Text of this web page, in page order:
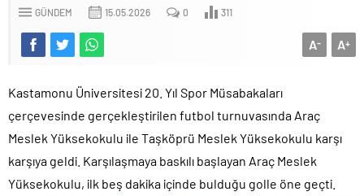
GÜNDEM 15.05.2026 0 311
A+
A-
Kastamonu Üniversitesi 20. Yıl Spor Müsabakaları
çerçevesinde gerçekleştirilen futbol turnuvasında Araç
Meslek Yüksekokulu ile Taşköprü Meslek Yüksekokulu karşı
karşıya geldi. Karşılaşmaya baskılı başlayan Araç Meslek
Yüksekokulu, ilk beş dakika içinde bulduğu golle öne geçti.